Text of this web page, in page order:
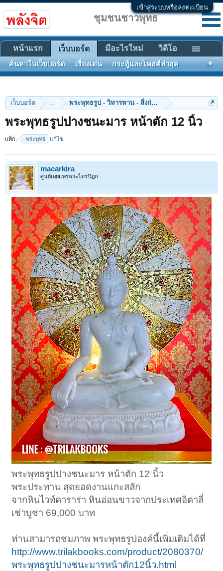
เข้าสู่ระบบหรือลงทะเบียน
เว็บบอร์ด ... พระพุทธรูป - วิหารทาน - สิ่งก่อสร้าง
พระพุทธรูปปางชนะมาร หน้าตัก 12 นิ้ว
แท็ก: พระพุทธ แก้ไข
macarkira
ศูนย์เผยแพร่พระไตรปิฎก
พระพุทธรูปปางชนะมาร หน้าตัก 12 นิ้ว
พระประทาน สุดยอดงานแกะสลัก
จากหินไวท์คาราร่า หินอ่อนขาวจากประเทศอิตาลี่
เช่าบูชา 69,000 บาท
ท่านสามารถชมภาพ พระพุทธรูปองค์นี้เพิ่มเติมได้ที่
http://www.trilakbooks.com/product/2080370/
พระพุทธรูปปางชนะมารหน้าตัก12นิ้ว.html
ชุมชนชาวพุทธ
หน้าแรก เว็บบอร์ด
ค้นหาในเว็บบอร์ด เรื่องเด่น กระทู้และโพสต์ล่าสุด
มีอะไรใหม่ วิดีโอ